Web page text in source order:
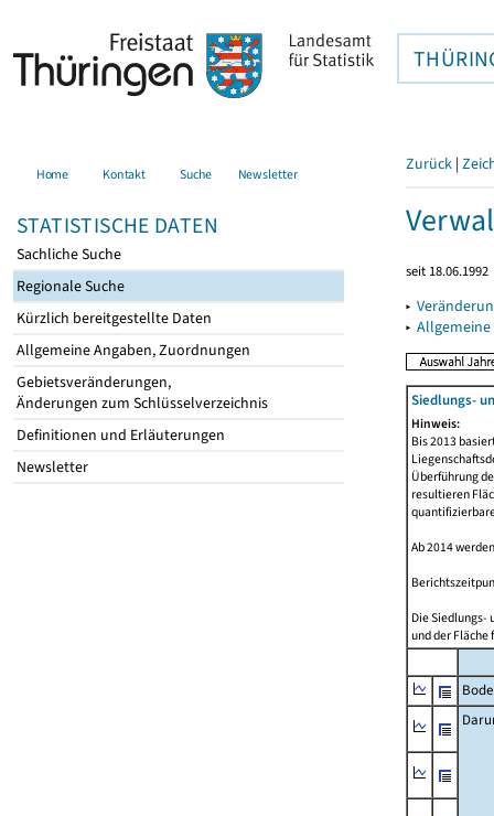
Home Kontakt Suche Newsletter
STATISTISCHE DATEN
Sachliche Suche
Regionale Suche
Kürzlich bereitgestellte Daten
Allgemeine Angaben, Zuordnungen
Gebietsveränderungen,
Änderungen zum Schlüsselverzeichnis
Definitionen und Erläuterungen
Newsletter
Zurück |
seit 18.06.1992
▸
▸
Siedlungs-
Hinweis:
Bis 2013
Überführung
resultieren
Ab 2014
Die Siedlungs-
und der Fläche